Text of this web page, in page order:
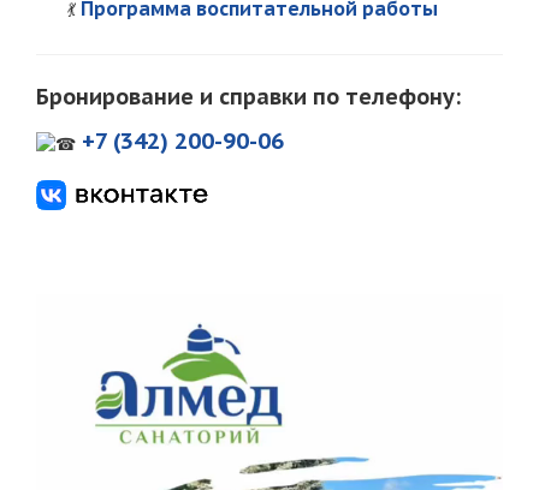
💃 Программа воспитательной работы
Бронирование и справки по телефону:
+7 (342) 200-90-06